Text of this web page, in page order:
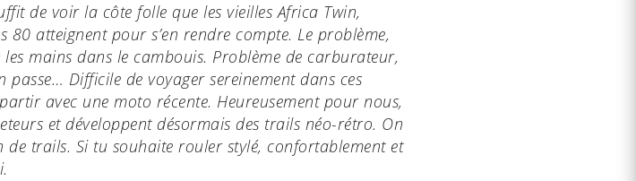
de voir la côte folle que les vieilles Africa Twin,
80 atteignent pour s’en rendre compte. Le problème,
les mains dans le cambouis. Problème de carburateur,
passe… Difficile de voyager sereinement dans ces
avec une moto récente. Heureusement pour nous,
et développent désormais des trails néo-rétro. On
trails. Si tu souhaite rouler stylé, confortablement et